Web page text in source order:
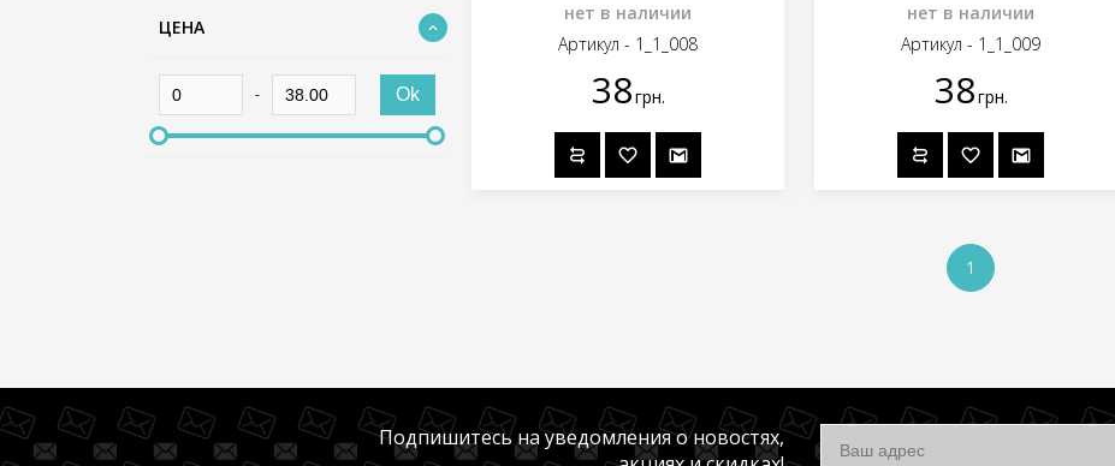
ЦЕНА
- Ok
нет в наличии
Артикул - 1_1_008
38грн.
нет в наличии
Артикул - 1_1_009
38грн.
1
Подпишитесь на уведомления о новостях,